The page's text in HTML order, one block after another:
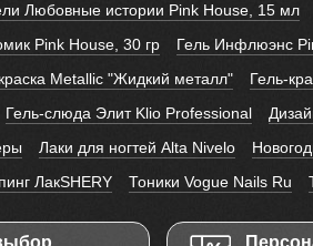
Любовные истории Pink House, 15 мл
Pink House, 30 гр Гель Инфлюэнс
Metallic "Жидкий металл" Гель-
Гель-слюда Элит Klio Professional
Лаки для ногтей Alta Nivelo
ЛакSHERY Тоники Vogue Nails Ru